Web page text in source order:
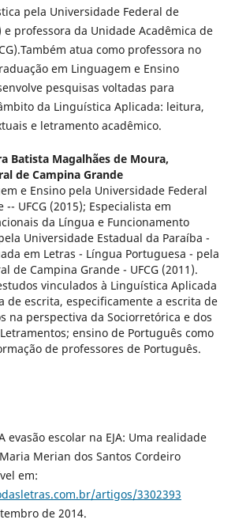
pela Universidade Federal de
e professora da Unidade Acadêmica de
atua como professora no
em Linguagem e Ensino
pesquisas voltadas para
da Linguística Aplicada: leitura,
e letramento acadêmico.
Batista Magalhães de Moura,
de Campina Grande
e Ensino pela Universidade Federal
UFCG (2015); Especialista em
da Língua e Funcionamento
Universidade Estadual da Paraíba -
em Letras - Língua Portuguesa - pela
de Campina Grande - UFCG (2011).
vinculados à Linguística Aplicada
de escrita, especificamente a escrita de
na perspectiva da Sociorretórica e dos
ensino de Português como
de professores de Português.
evasão escolar na EJA: Uma realidade
Merian dos Santos Cordeiro
em:
artigos/3302393
de 2014.